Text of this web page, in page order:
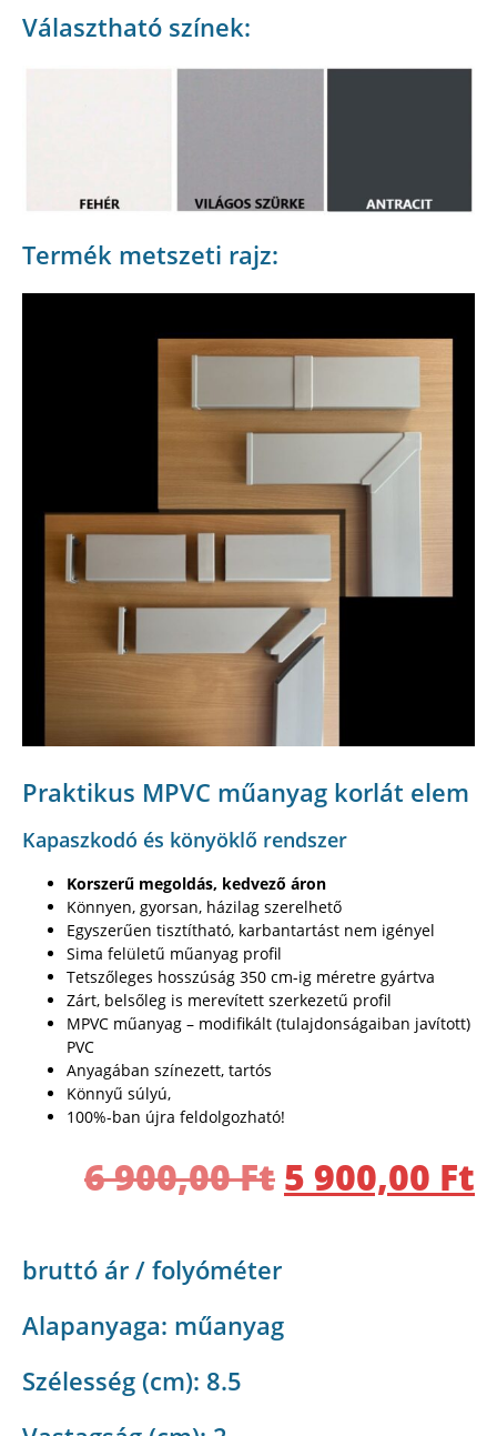
Választható színek:
Termék metszeti rajz:
Praktikus MPVC műanyag korlát elem
Kapaszkodó és könyöklő rendszer
Korszerű megoldás, kedvező áron
Könnyen, gyorsan, házilag szerelhető
Egyszerűen tisztítható, karbantartást nem igényel
Sima felületű műanyag profil
Tetszőleges hosszúság 350 cm-ig méretre gyártva
Zárt, belsőleg is merevített szerkezetű profil
MPVC műanyag – modifikált (tulajdonságaiban javított)
PVC
Anyagában színezett, tartós
Könnyű súlyú,
100%-ban újra feldolgozható!
6 900,00Ft 5 900,00 Ft
bruttó ár / folyóméter
Alapanyaga: műanyag
Szélesség (cm): 8.5